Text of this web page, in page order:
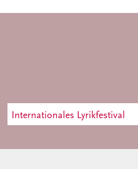
Internationales Lyrikfestival